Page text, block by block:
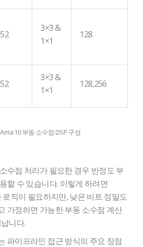
3×3 &
1×1
128
3×3 &
1×1
128,256
10 부동 소수점 DSP 구성
수점 처리가 필요한 경우 반정도 부
할 수 있습니다. 이렇게 하려면
로직이 필요하지만, 낮은 비트 정밀도
가정하면 가능한 부동 소수점 계산
니다.
파이프라인 접근 방식의 주요 장점